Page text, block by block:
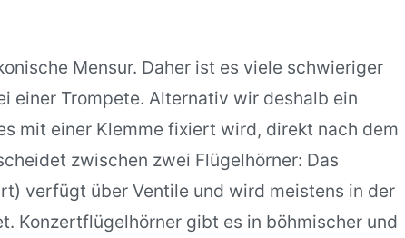
Mensur. Daher ist es viele schwieriger
einer Trompete. Alternativ wir deshalb ein
mit einer Klemme fixiert wird, direkt nach dem
zwischen zwei Flügelhörner: Das
verfügt über Ventile und wird meistens in der
Konzertflügelhörner gibt es in böhmischer und